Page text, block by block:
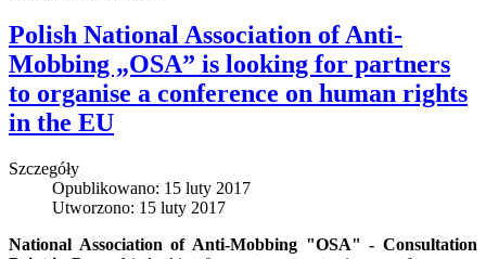
Polish National Association of Anti-
Mobbing „OSA” is looking for partners
to organise a conference on human rights
in the EU
Szczegóły
Opublikowano: 15 luty 2017
Utworzono: 15 luty 2017
National Association of Anti-Mobbing "OSA" - Consultation